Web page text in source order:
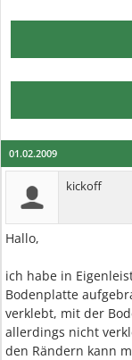
01.02.2009
kickoff
Hallo,
ich habe in
Bodenplatte
verklebt, mit der
allerdings nicht
den Rändern kann